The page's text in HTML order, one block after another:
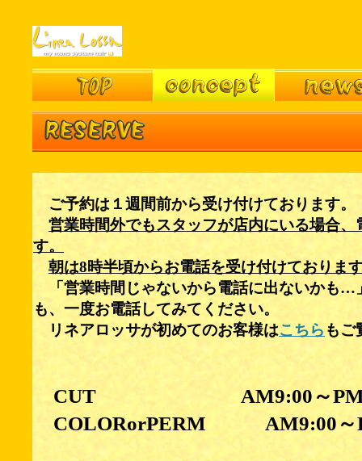
ご予約は１週間前から受け付けております。
営業時間外でもスタッフが店内にいる場合、
す。
朝は8時半頃からお電話を受け付けておりま
「営業時間じゃないから電話に出ないかも…
も、一度お電話してみてください。
リネアロッサが初めてのお客様はこちら もご
CUT
AM9:00～
COLORorPERM AM9:00～